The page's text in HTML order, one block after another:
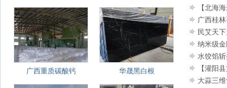
广西重质碳酸钙 华晟黑白根
【北海
广西桂
第一批柿
民艾天
纳米级
水饺馅
【灌阳
根、广西
大蒜三